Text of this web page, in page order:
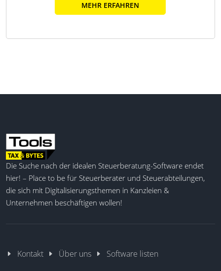
MEHR ERFAHREN
Die Suche nach der idealen Steuerberatung-Software endet
hier! – Place to be für Steuerberater und Steuerabteilungen,
die sich mit Digitalisierungsthemen in Kanzleien &
Unternehmen beschäftigen wollen!
Kontakt Über uns Software listen